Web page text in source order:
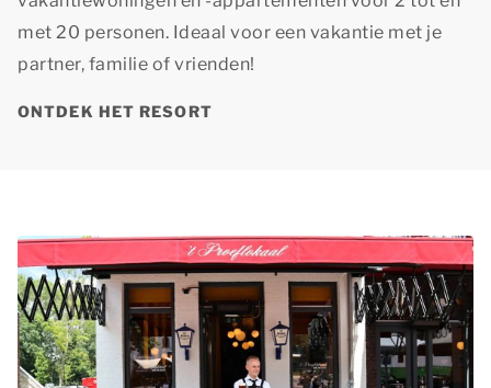
met 20 personen. Ideaal voor een vakantie met je
partner, familie of vrienden!
ONTDEK HET RESORT